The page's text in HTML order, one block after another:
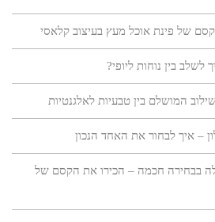
של פינת אוכל מעץ בעיצוב קלאסי
בין נוחות ליופי?
המושלם בין טבעיות לאלגנטיות
– איך לבחור את האחד הנכון
בבחירה חכמה – הכירו את הקסם של